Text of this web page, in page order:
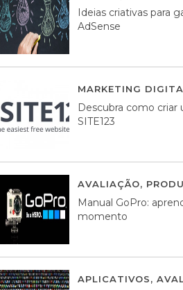
Ideias criativas para
AdSense
MARKETING
Descubra como
SITE123
AVALIAÇÃO,
Manual GoPro:
momento
APLICATIVOS,